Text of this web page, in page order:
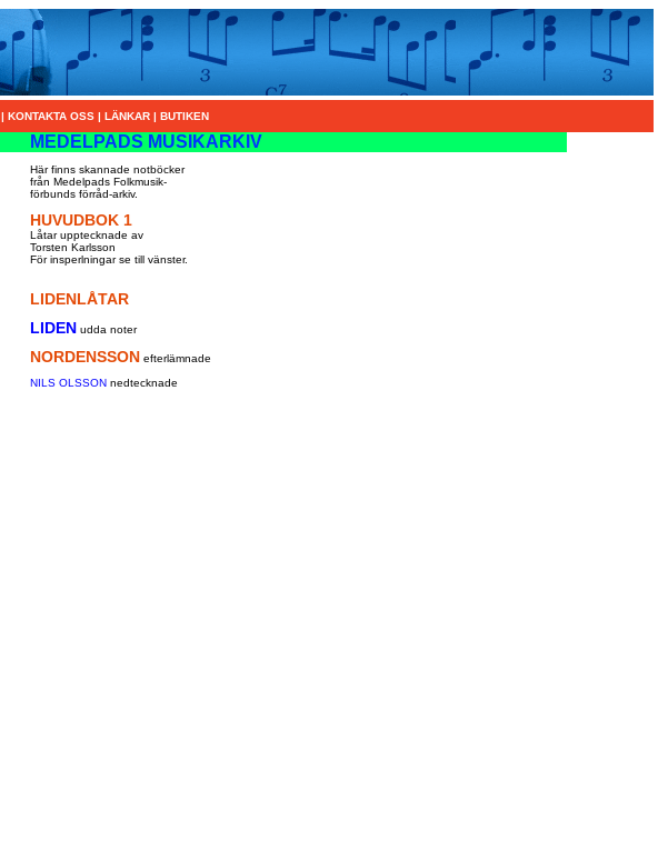
| KONTAKTA OSS | LÄNKAR | BUTIKEN
MEDELPADS MUSIKARKIV
Här finns skannade notböcker
från Medelpads Folkmusik-
förbunds förråd-arkiv.
HUVUDBOK 1
Låtar upptecknade av
Torsten Karlsson
För insperlningar se till vänster.
LIDENLÅTAR
LIDEN udda noter
NORDENSSON efterlämnade
NILS OLSSON nedtecknade